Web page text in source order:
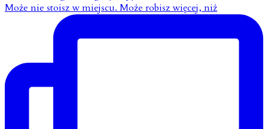
Może nie stoisz w miejscu. Może robisz więcej, niż